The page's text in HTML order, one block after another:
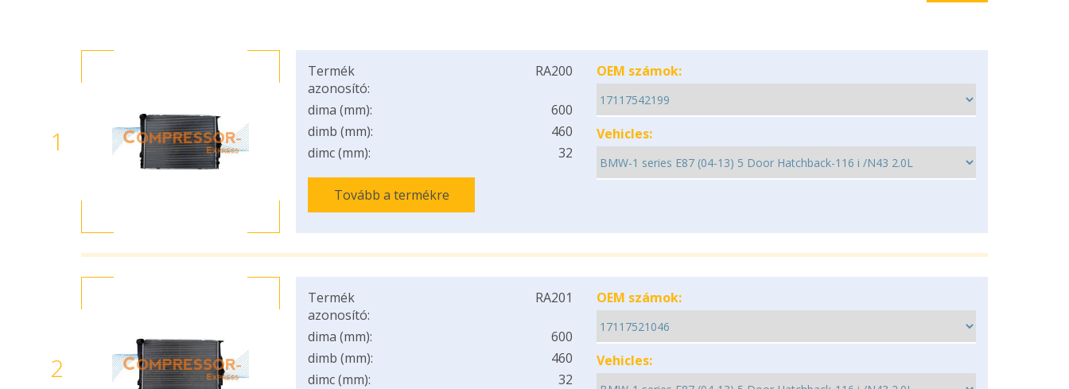
1
Termék
azonosító:
RA200
dima (mm):
600
dimb (mm):
460
dimc (mm):
32
Tovább a termékre
OEM számok:
Vehicles:
2
Termék
azonosító:
RA201
dima (mm):
600
dimb (mm):
460
dimc (mm):
32
OEM számok:
Vehicles: